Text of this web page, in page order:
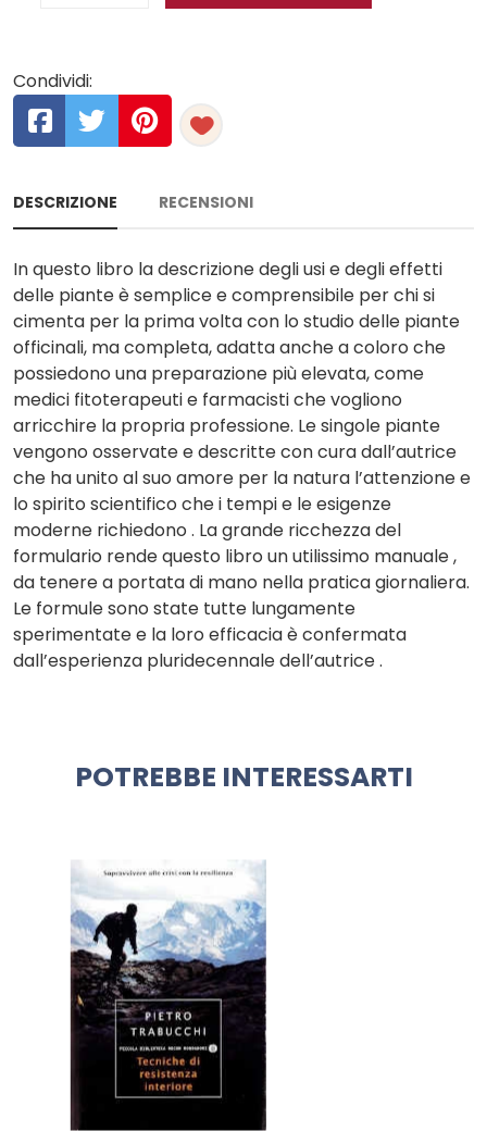
Condividi:
DESCRIZIONE RECENSIONI
In questo libro la descrizione degli usi e degli effetti
delle piante è semplice e comprensibile per chi si
cimenta per la prima volta con lo studio delle piante
officinali, ma completa, adatta anche a coloro che
possiedono una preparazione più elevata, come
medici fitoterapeuti e farmacisti che vogliono
arricchire la propria professione. Le singole piante
vengono osservate e descritte con cura dall’autrice
che ha unito al suo amore per la natura l’attenzione e
lo spirito scientifico che i tempi e le esigenze
moderne richiedono . La grande ricchezza del
formulario rende questo libro un utilissimo manuale ,
da tenere a portata di mano nella pratica giornaliera.
Le formule sono state tutte lungamente
sperimentate e la loro efficacia è confermata
dall’esperienza pluridecennale dell’autrice .
POTREBBE INTERESSARTI